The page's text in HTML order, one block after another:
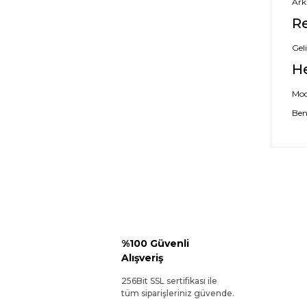
%100 Güvenli
Alışveriş
256Bit SSL sertifikası ile
tüm siparişleriniz güvende.